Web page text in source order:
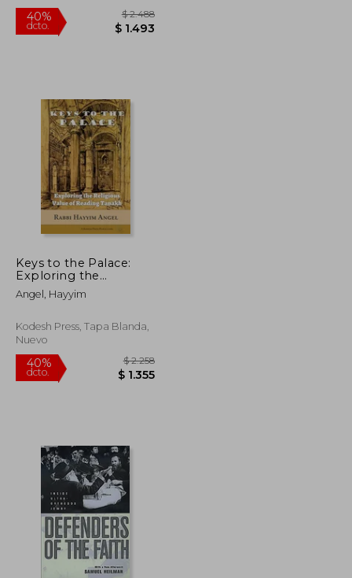
$ 1.060
$ 2.140
$ 1.284
Keys to the Palace:
Exploring the
Religious Value of
Reading Tanakh (en
Angel, Hayyim
Kodesh Press, Tapa Blanda,
Nuevo
40%
dcto.